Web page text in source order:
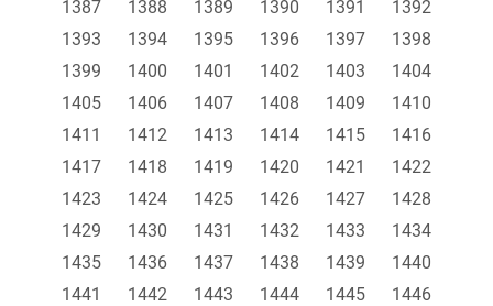
1387
1388 1389 1390 1391
1392
1393
1394 1395 1396 1397
1398
1399
1400 1401 1402 1403
1404
1405
1406 1407 1408 1409
1410
1411
1412 1413 1414 1415
1416
1417
1418 1419 1420 1421
1422
1423
1424 1425 1426 1427
1428
1429
1430 1431 1432 1433
1434
1435
1436 1437 1438 1439
1440
1441
1442 1443 1444 1445
1446